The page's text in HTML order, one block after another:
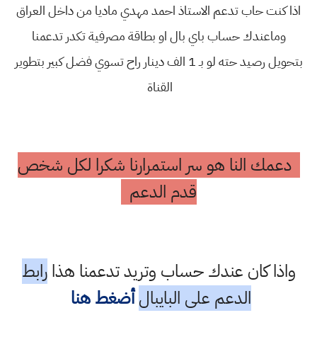
اذا كنت حاب تدعم الاستاذ احمد مهدي ماديا من داخل العراق
وماعندك حساب باي بال او بطاقة مصرفية تكدر تدعمنا
بتحويل رصيد حته لو بـ 1 الف دينار راح تسوي فضل كبير بتطوير
القناة
دعمك النا هو سر استمرارنا شكرا لكل شخص
قدم الدعم
واذا كان عندك حساب وتريد تدعمنا هذارابط
الدعم على البايبال أضغط هنا